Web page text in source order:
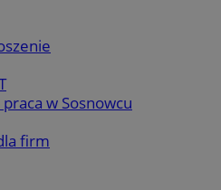
w Sosnowcu
firm